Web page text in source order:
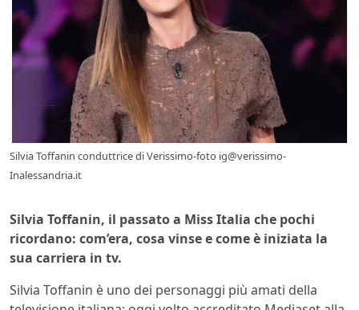
Silvia Toffanin conduttrice di Verissimo-foto ig@verissimo-
Inalessandria.it
Silvia Toffanin, il passato a Miss Italia che pochi
ricordano: com’era, cosa vinse e come è iniziata la
sua carriera in tv.
Silvia Toffanin è uno dei personaggi più amati della